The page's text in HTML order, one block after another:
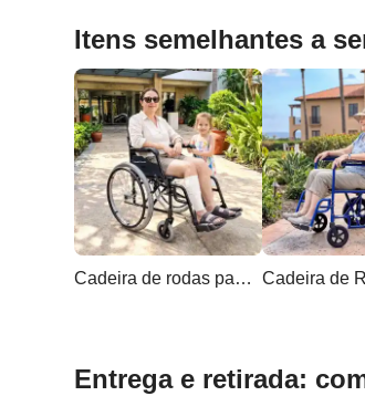
Itens semelhantes a
Cadeira de rodas padrão ultraleve
Entrega e retirada: